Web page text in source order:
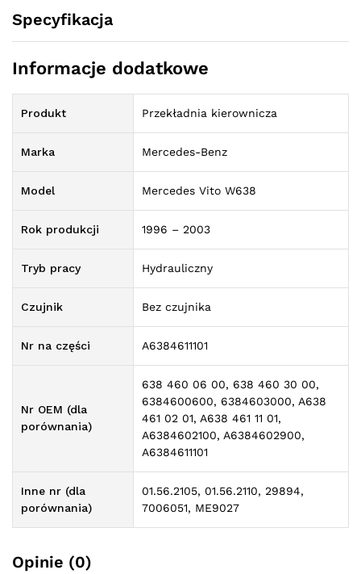
Specyfikacja
Informacje dodatkowe
Produkt Przekładnia kierownicza
Marka Mercedes-Benz
Model Mercedes Vito W638
Rok produkcji 1996 – 2003
Tryb pracy Hydrauliczny
Czujnik Bez czujnika
Nr na części A6384611101
Nr OEM (dla
porównania)
638 460 06 00, 638 460 30 00,
6384600600, 6384603000, A638
461 02 01, A638 461 11 01,
A6384602100, A6384602900,
A6384611101
Inne nr (dla
porównania)
01.56.2105, 01.56.2110, 29894,
7006051, ME9027
Opinie (0)